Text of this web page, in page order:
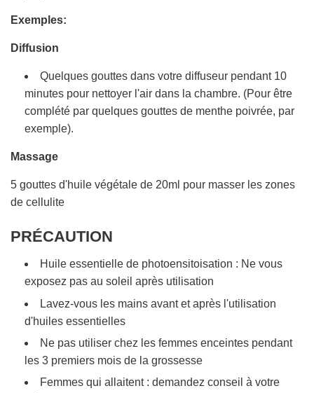
Exemples:
Diffusion
Quelques gouttes dans votre diffuseur pendant 10
minutes pour nettoyer l'air dans la chambre. (Pour être
complété par quelques gouttes de menthe poivrée, par
exemple).
Massage
5 gouttes d'huile végétale de 20ml pour masser les zones
de cellulite
PRÉCAUTION
Huile essentielle de photoensitoisation : Ne vous
exposez pas au soleil après utilisation
Lavez-vous les mains avant et après l'utilisation
d'huiles essentielles
Ne pas utiliser chez les femmes enceintes pendant
les 3 premiers mois de la grossesse
Femmes qui allaitent : demandez conseil à votre